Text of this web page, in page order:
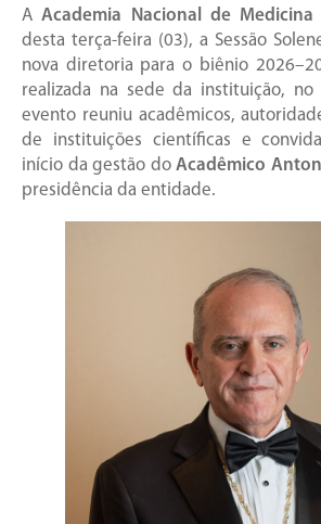
AAcademia Nacional de Medicina
desta terça-feira (03), a Sessão
nova diretoria para o biênio
realizada na sede da instituição, no
evento reuniu acadêmicos,
de instituições científicas e
início da gestão do Acadêmico
presidência da entidade.